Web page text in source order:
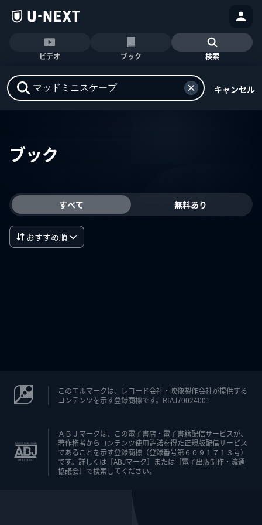
ビデオ ブック 検索
キャンセル
ブック
すべて 無料あり
おすすめ順
このエルマークは、レコード会社・映像製作会社が提供する
コンテンツを示す登録商標です。RIAJ70024001
ＡＢＪマークは、この電子書店・電子書籍配信サービスが、
著作権者からコンテンツ使用許諾を得た正規版配信サービス
であることを示す登録商標（登録番号第６０９１７１３号）
です。詳しくは［ABJマーク］または［電子出版制作・流通
協議会］で検索してください。